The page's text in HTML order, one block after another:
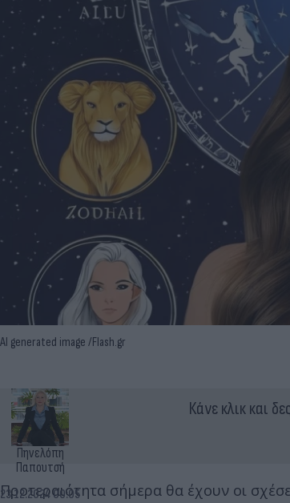
AI generated image /Flash.gr
Πηνελόπη
Παπουτσή
23.12.2024 00:05
Κάνε κλικ και
Προτεραιότητα σήμερα θα έχουν οι